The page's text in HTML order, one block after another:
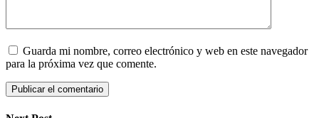
Guarda mi nombre, correo electrónico y web en este navegador
para la próxima vez que comente.